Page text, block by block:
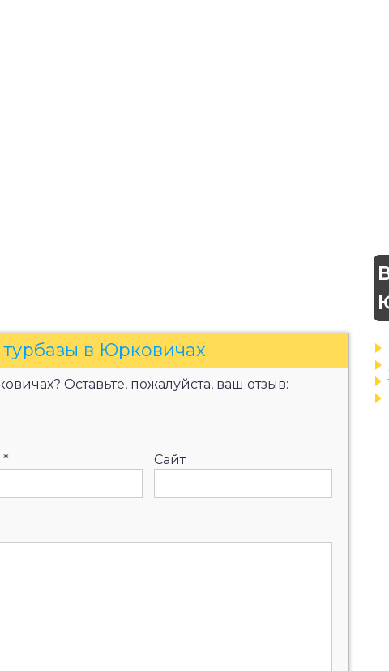
в Юрковичах
Оставьте, пожалуйста, ваш отзыв:
* Сайт